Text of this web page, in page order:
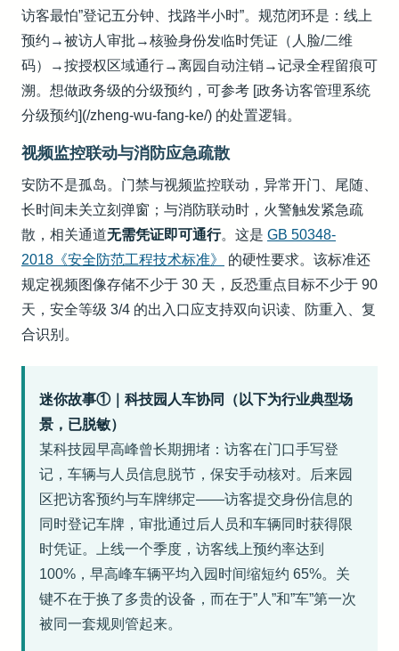
访客最怕”登记五分钟、找路半小时”。规范闭环是：线上
预约→被访人审批→核验身份发临时凭证（人脸/二维
码）→按授权区域通行→离园自动注销→记录全程留痕可
溯。想做政务级的分级预约，可参考 [政务访客管理系统
分级预约](/zheng-wu-fang-ke/) 的处置逻辑。
视频监控联动与消防应急疏散
安防不是孤岛。门禁与视频监控联动，异常开门、尾随、
长时间未关立刻弹窗；与消防联动时，火警触发紧急疏
散，相关通道无需凭证即可通行。这是 GB 50348-
2018《安全防范工程技术标准》
的硬性要求。该标准还
规定视频图像存储不少于 30 天，反恐重点目标不少于 90
天，安全等级 3/4 的出入口应支持双向识读、防重入、复
合识别。
迷你故事①｜科技园人车协同（以下为行业典型场
景，已脱敏）
某科技园早高峰曾长期拥堵：访客在门口手写登
记，车辆与人员信息脱节，保安手动核对。后来园
区把访客预约与车牌绑定——访客提交身份信息的
同时登记车牌，审批通过后人员和车辆同时获得限
时凭证。上线一个季度，访客线上预约率达到
100%，早高峰车辆平均入园时间缩短约 65%。关
键不在于换了多贵的设备，而在于”人”和”车”第一次
被同一套规则管起来。